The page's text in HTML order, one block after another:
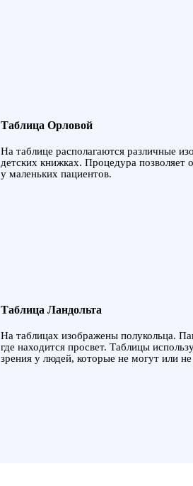
Таблица Орловой
На таблице располагаются различные
детских книжках. Процедура позволяет
у маленьких пациентов.
Таблица Ландольта
На таблицах изображены полукольца.
где находится просвет. Таблицы
зрения у людей, которые не могут или